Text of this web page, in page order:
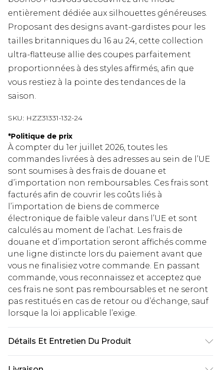
entièrement dédiée aux silhouettes généreuses.
Proposant des designs avant-gardistes pour les
tailles britanniques du 16 au 24, cette collection
ultra-flatteuse allie des coupes parfaitement
proportionnées à des styles affirmés, afin que
vous restiez à la pointe des tendances de la
saison.
SKU: HZZ31331-132-24
*Politique de prix
À compter du 1er juillet 2026, toutes les
commandes livrées à des adresses au sein de l’UE
sont soumises à des frais de douane et
d’importation non remboursables. Ces frais sont
facturés afin de couvrir les coûts liés à
l’importation de biens de commerce
électronique de faible valeur dans l’UE et sont
calculés au moment de l’achat. Les frais de
douane et d’importation seront affichés comme
une ligne distincte lors du paiement avant que
vous ne finalisiez votre commande. En passant
commande, vous reconnaissez et acceptez que
ces frais ne sont pas remboursables et ne seront
pas restitués en cas de retour ou d’échange, sauf
lorsque la loi applicable l’exige.
Détails Et Entretien Du Produit